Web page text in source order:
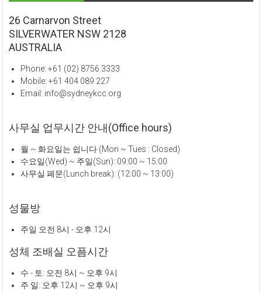
26 Carnarvon Street
SILVERWATER NSW 2128
AUSTRALIA
Phone: +61 (02) 8756 3333
Mobile: +61 404 089 227
Email: info@sydneykcc.org
사무실 업무시간 안내(Office hours)
월 ~ 화요일는 쉽니다 (Mon ~ Tues : Closed)
수요일(Wed) ~ 주일(Sun): 09:00 ~ 15:00
사무실 폐문(Lunch break): (12:00 ~ 13:00)
성물방
주일 오전 8시 - 오후 12시
성체 조배실 오픔시간
수 - 토: 오전 8시 ~ 오후 9시
주 일: 오후 12시 ~ 오후 9시